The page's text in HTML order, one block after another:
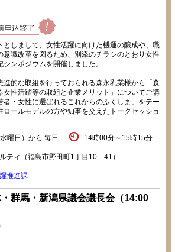
しまして、女性活躍に向けた機運の醸成や、職
意識改革を図るため、別添のチラシのとおり女性
ンポジウムを開催しました。
的な取組を行っておられる森永乳業様から「森
女性活躍等の取組と企業メリット」についてご講
者・女性に選ばれるこれからのふくしま」をテー
ロールモデルの方や知事を交えたトークセッショ
曜日）から 毎日 14時00分～15時15分
ィ（福島市野田町1丁目10－41）
推進課
群馬・新潟県議会議長会（14:00